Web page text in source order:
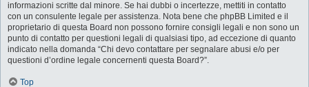
informazioni scritte dal minore. Se hai dubbi o incertezze, mettiti in contatto
con un consulente legale per assistenza. Nota bene che phpBB Limited e il
proprietario di questa Board non possono fornire consigli legali e non sono un
punto di contatto per questioni legali di qualsiasi tipo, ad eccezione di quanto
indicato nella domanda “Chi devo contattare per segnalare abusi e/o per
questioni d’ordine legale concernenti questa Board?”.
Top